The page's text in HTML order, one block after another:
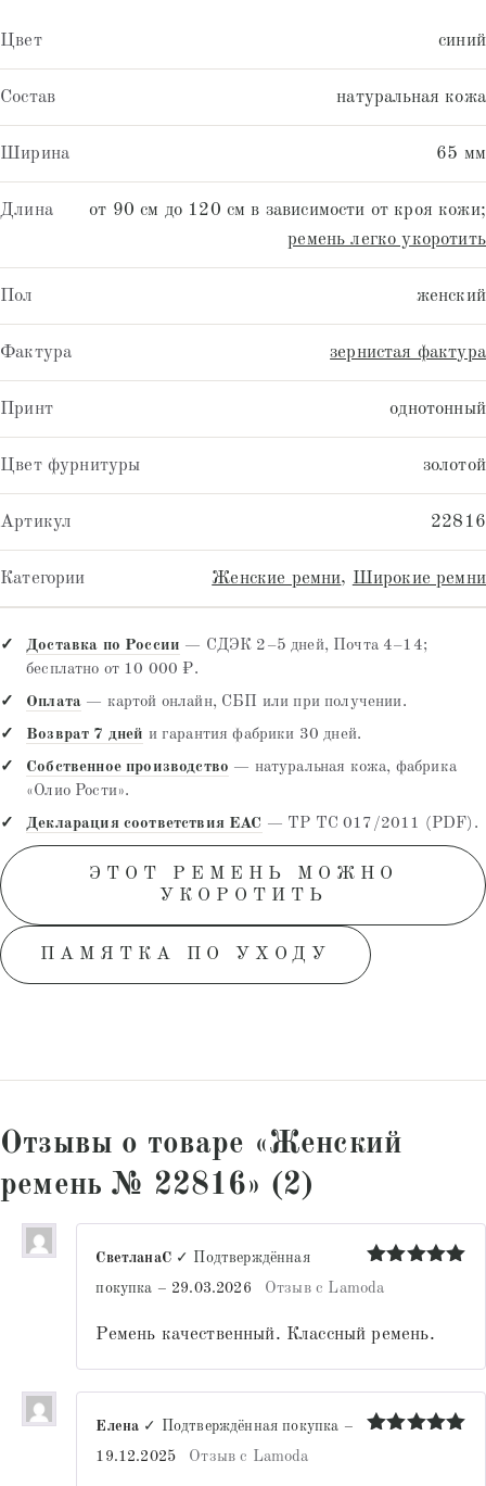
Цвет синий
Состав натуральная кожа
Ширина 65 мм
Длина
от 90 см до 120 см в зависимости от кроя кожи;
ремень легко укоротить
Пол женский
Фактура зернистая фактура
Принт однотонный
Цвет фурнитуры золотой
Артикул 22816
Категории Женские ремни, Широкие ремни
Доставка по России — СДЭК 2–5 дней, Почта 4–14;
бесплатно от 10 000 ₽.
Оплата — картой онлайн, СБП или при получении.
Возврат 7 дней и гарантия фабрики 30 дней.
Собственное производство — натуральная кожа, фабрика
«Олио Рости».
Декларация соответствия EAC — ТР ТС 017/2011 (PDF).
ЭТОТ РЕМЕНЬ МОЖНО
УКОРОТИТЬ
ПАМЯТКА ПО УХОДУ
Отзывы о товаре «Женский
ремень № 22816» (2)
Оценка
из 5
СветланаС ✓ Подтверждённая
покупка – 29.03.2026 Отзыв с Lamoda
Ремень качественный. Классный ремень.
Елена ✓ Подтверждённая покупка –
19.12.2025
Отзыв с Lamoda